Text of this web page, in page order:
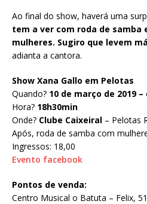
Ao final do show, haverá uma
tem a ver com roda de samba
mulheres. Sugiro que levem
adianta a cantora.
Show Xana Gallo em Pelotas
Quando? 10 de março de 2019
Hora? 18h30min
Onde? Clube Caixeiral – Pelotas
Após, roda de samba com
Ingressos: 18,00
Evento facebook
Pontos de venda:
Centro Musical o Batuta – Felix,